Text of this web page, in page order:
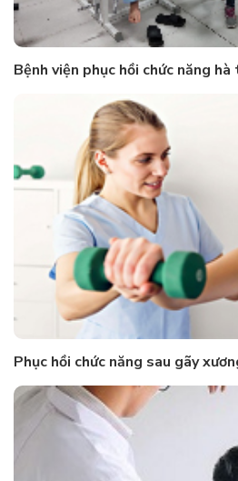
Bệnh viện phục hồi chức năng hà
Phục hồi chức năng sau gãy